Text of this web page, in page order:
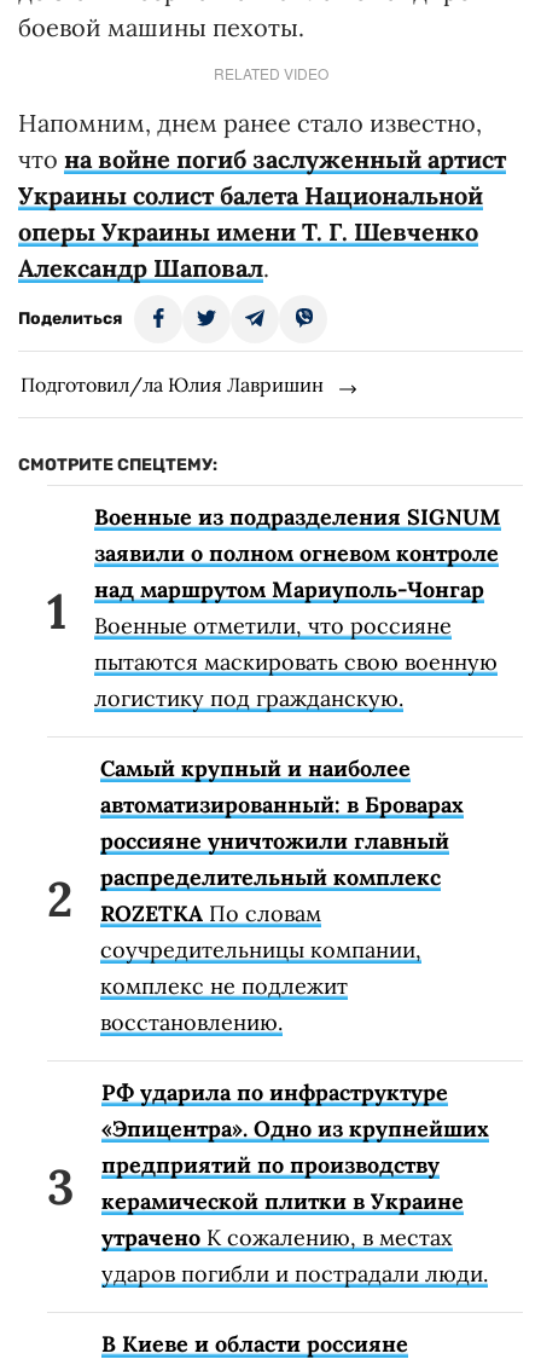
боевой машины пехоты.
RELATED VIDEO
Напомним, днем ранее стало известно,
что на войне погиб заслуженный артист
Украины солист балета Национальной
оперы Украины имени Т. Г. Шевченко
Александр Шаповал.
Поделиться
Подготовил/ла Юлия Лавришин
СМОТРИТЕ СПЕЦТЕМУ:
Военные из подразделения SIGNUM
заявили о полном огневом контроле
над маршрутом Мариуполь-Чонгар
Военные отметили, что россияне
пытаются маскировать свою военную
логистику под гражданскую.
Самый крупный и наиболее
автоматизированный: в Броварах
россияне уничтожили главный
распределительный комплекс
ROZETKA По словам
соучредительницы компании,
комплекс не подлежит
восстановлению.
РФ ударила по инфраструктуре
«Эпицентра». Одно из крупнейших
предприятий по производству
керамической плитки в Украине
утрачено К сожалению, в местах
ударов погибли и пострадали люди.
В Киеве и области россияне